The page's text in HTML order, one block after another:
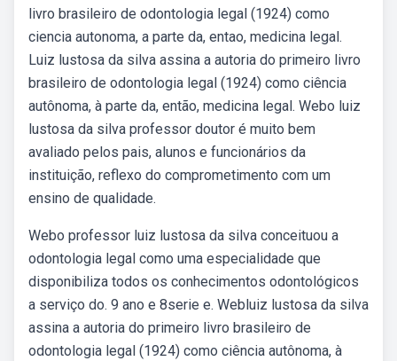
livro brasileiro de odontologia legal (1924) como
ciencia autonoma, a parte da, entao, medicina legal.
Luiz lustosa da silva assina a autoria do primeiro livro
brasileiro de odontologia legal (1924) como ciência
autônoma, à parte da, então, medicina legal. Webo luiz
lustosa da silva professor doutor é muito bem
avaliado pelos pais, alunos e funcionários da
instituição, reflexo do comprometimento com um
ensino de qualidade.
Webo professor luiz lustosa da silva conceituou a
odontologia legal como uma especialidade que
disponibiliza todos os conhecimentos odontológicos
a serviço do. 9 ano e 8serie e. Webluiz lustosa da silva
assina a autoria do primeiro livro brasileiro de
odontologia legal (1924) como ciência autônoma, à